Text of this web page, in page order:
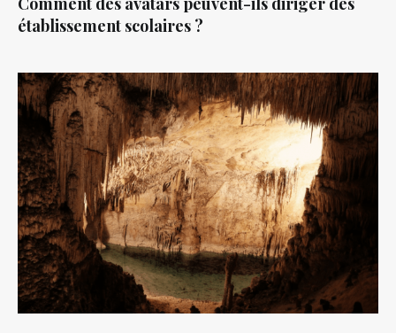
établissement scolaires ?